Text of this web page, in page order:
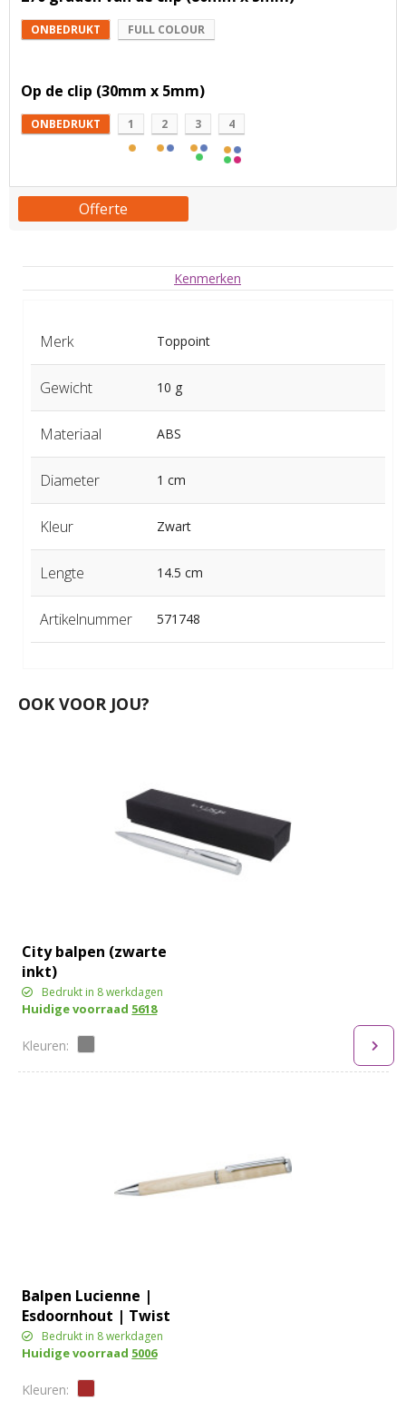
ONBEDRUKT FULL COLOUR
Op de clip (30mm x 5mm)
ONBEDRUKT 1 2 3 4
Offerte
Kenmerken
Merk Toppoint
Gewicht 10 g
Materiaal ABS
Diameter 1 cm
Kleur Zwart
Lengte 14.5 cm
Artikelnummer 571748
OOK VOOR JOU?
City balpen (zwarte
inkt)
Bedrukt in 8 werkdagen
Huidige voorraad 5618
Balpen Lucienne |
Esdoornhout | Twist
Bedrukt in 8 werkdagen
Huidige voorraad 5006